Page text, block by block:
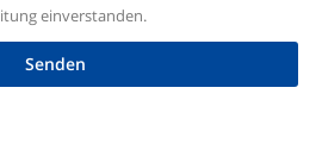
einverstanden.